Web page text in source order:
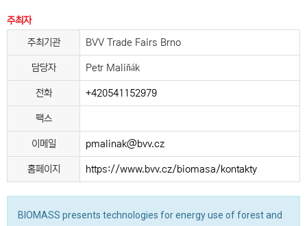
주최자
주최기관
BVV Trade Fairs Brno
담당자 Petr Maliňák
전화 +420541152979
팩스
이메일 pmalinak@bvv.cz
홈페이지 https://www.bvv.cz/biomasa/kontakty
BIOMASS presents technologies for energy use of forest and